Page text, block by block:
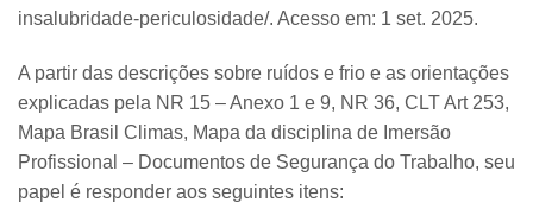
insalubridade-periculosidade/. Acesso em: 1 set. 2025.
A partir das descrições sobre ruídos e frio e as orientações
explicadas pela NR 15 – Anexo 1 e 9, NR 36, CLT Art 253,
Mapa Brasil Climas, Mapa da disciplina de Imersão
Profissional – Documentos de Segurança do Trabalho, seu
papel é responder aos seguintes itens: